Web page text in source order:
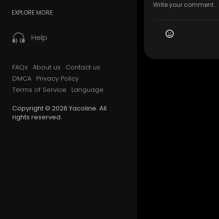
EXPLORE MORE
Help
FAQs About us
Contact us
DMCA Privacy Policy
Terms of Service
Language
Copyright © 2026 Yacoline. All
rights reserved.